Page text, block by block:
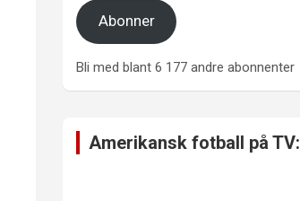
Abonner
Bli med blant 6 177 andre abonnenter
Amerikansk fotball på TV: